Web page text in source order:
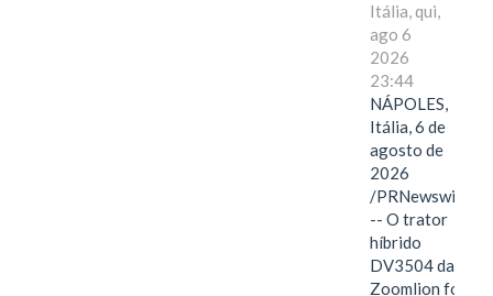
Itália, qui,
ago 6
2026
23:44
NÁPOLES,
Itália, 6 de
agosto de
2026
/PRNewswire/
-- O trator
híbrido
DV3504 da
Zoomlion foi